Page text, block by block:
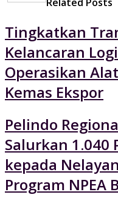
Tingkatkan
Kelancaran
Operasikan
Kemas Ekspor
Pelindo
Salurkan 1.040
kepada
Program NPEA